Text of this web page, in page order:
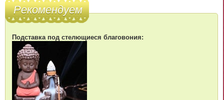
Рекомендуем
Подставка под стелющиеся благовония: